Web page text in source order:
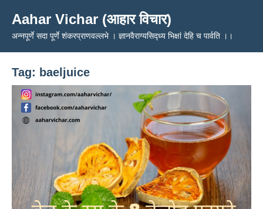
content
Aahar Vichar (आहार विचार)
अन्नपूर्णे सदा पूर्णे शंकरप्राणवल्लभे । ज्ञानवैराग्यसिद्ध्य भिक्षां देहि च पार्वति ।।
Tag: baeljuice